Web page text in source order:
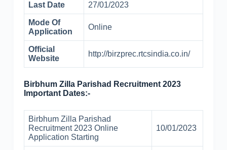
Last Date 27/01/2023
Mode Of
Application
Online
Official
Website
http://birzprec.rtcsindia.co.in/
Birbhum Zilla Parishad Recruitment 2023
Important Dates:-
Birbhum Zilla Parishad
Recruitment 2023 Online
Application Starting
10/01/2023